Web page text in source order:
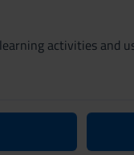
activities